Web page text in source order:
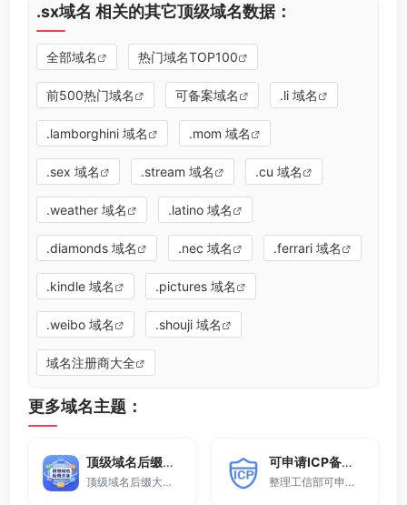
.sx域名 相关的其它顶级域名数据：
全部域名 热门域名TOP100
前500热门域名 可备案域名 .li 域名
.lamborghini 域名 .mom 域名
.sex 域名 .stream 域名 .cu 域名
.weather 域名 .latino 域名
.diamonds 域名 .nec 域名 .ferrari 域名
.kindle 域名 .pictures 域名
.weibo 域名 .shouji 域名
域名注册商大全
更多域名主题：
顶级域名后缀大全
顶级域名后缀大全收录全球已开放注册的所有TLD后缀，包括gTLD、ccTLD、品牌域名后缀等。
可申请ICP备案域名后缀大全
整理工信部可申请ICP网站备案的域名后缀大全。